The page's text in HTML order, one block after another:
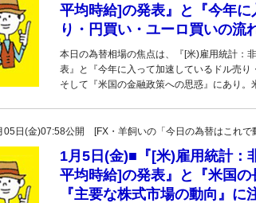
平均時給]の発表』と『今年
り・円買い・ユーロ買いの流
本日の為替相場の焦点は、『[米)雇用統計：
表』と『今年に入って加速しているドル売り
そして『米国の金融政策への思惑』にあり
05日(金)07:58公開 [FX・羊飼いの「今日の為替はこれで
1月5日(金)■『[米)雇用統計：
平均時給]の発表』と『米国
『主要な株式市場の動向』に